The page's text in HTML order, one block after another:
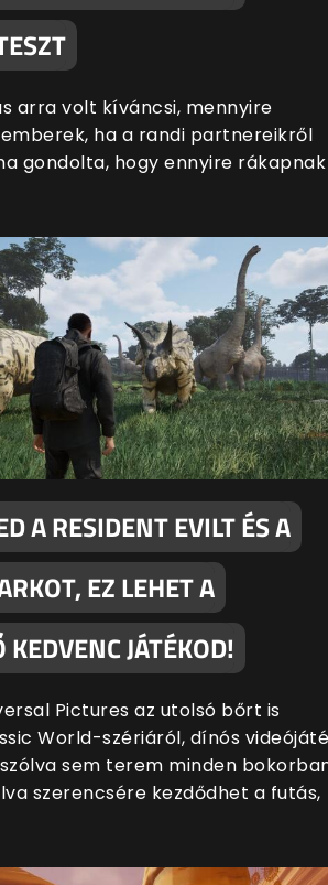
arra volt kíváncsi, mennyire
ha a randi partnereikről
gondolta, hogy ennyire rákapnak
A RESIDENT EVILT ÉS A
EZ LEHET A
KEDVENC JÁTÉKOD!
Pictures az utolsó bőrt is
World-szériáról, dínós
sem terem minden
szerencsére kezdődhet a futás,